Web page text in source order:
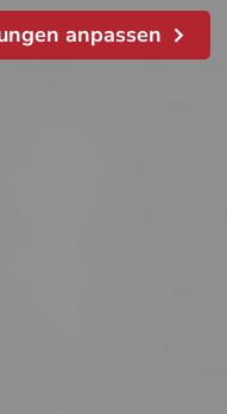
anpassen